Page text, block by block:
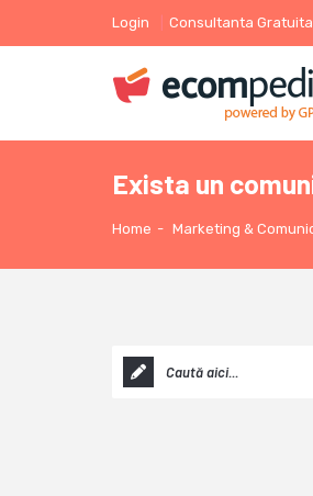
Login Consultanta Gratuita
Exista un
Home - Marketing &